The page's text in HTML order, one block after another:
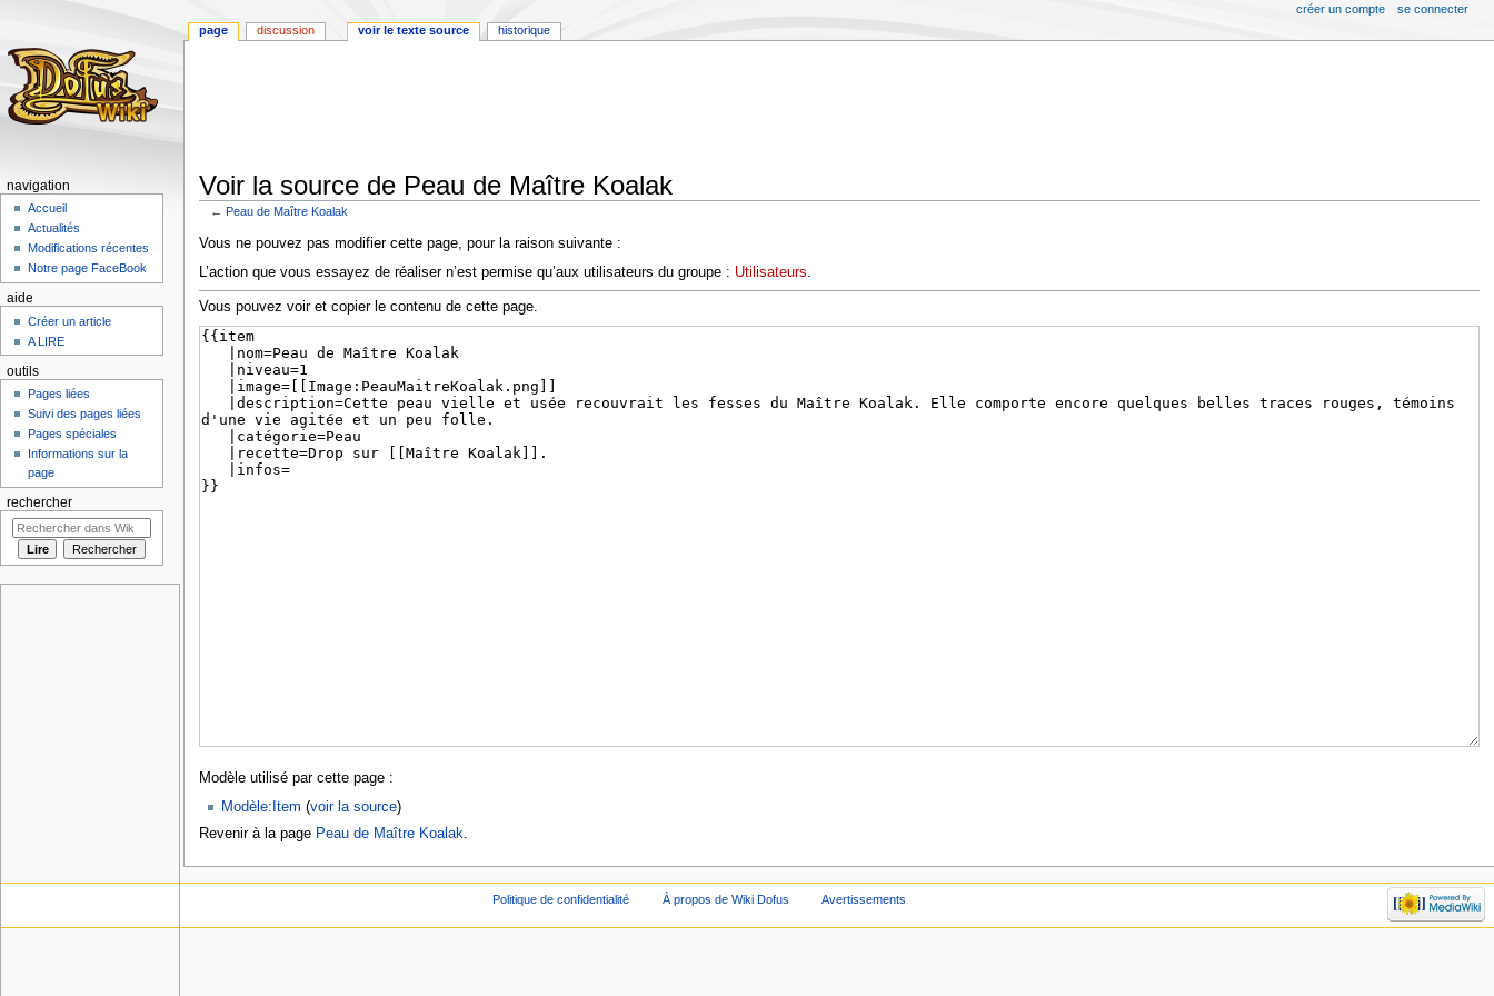
Voir la source de Peau de Maître Koalak
←Peau de Maître Koalak
Aller
à
navigation
Aller
à
recherche
Vous ne pouvez pas modifier cette page, pour la raison suivante :
L’action que vous essayez de réaliser n’est permise qu’aux utilisateurs du groupe : Utilisateurs
Vous pouvez voir et copier le contenu de cette page.
Modèle utilisé par cette page :
Modèle:Item (voir la source)
Revenir à la page Peau de Maître Koalak
page discussion voir le texte source historique
créer un compte se connecter
navigation
Accueil
Actualités
Modifications récentes
Notre page FaceBook
aide
Créer un article
A LIRE
outils
Pages liées
Suivi des pages liées
Pages spéciales
Informations sur la
page
rechercher
Politique de confidentialité À propos de Wiki Dofus Avertissements